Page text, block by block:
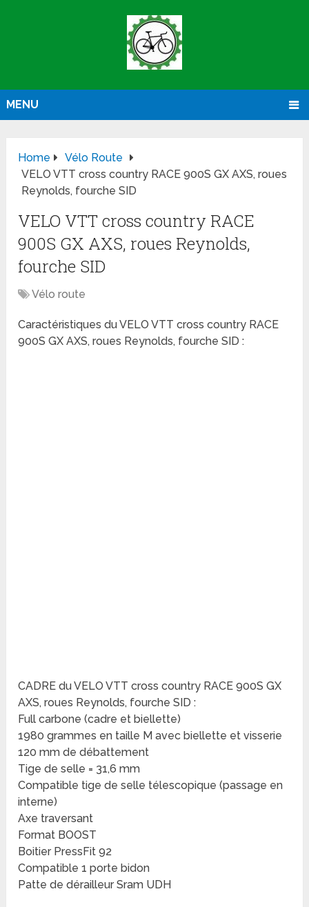
MENU
Home
Vélo Route
VELO VTT cross country RACE 900S GX AXS, roues
Reynolds, fourche SID
VELO VTT cross country RACE
900S GX AXS, roues Reynolds,
fourche SID
Vélo route
Caractéristiques du VELO VTT cross country RACE
900S GX AXS, roues Reynolds, fourche SID :
CADRE du VELO VTT cross country RACE 900S GX
AXS, roues Reynolds, fourche SID :
Full carbone (cadre et biellette)
1980 grammes en taille M avec biellette et visserie
120 mm de débattement
Tige de selle = 31,6 mm
Compatible tige de selle télescopique (passage en
interne)
Axe traversant
Format BOOST
Boitier PressFit 92
Compatible 1 porte bidon
Patte de dérailleur Sram UDH